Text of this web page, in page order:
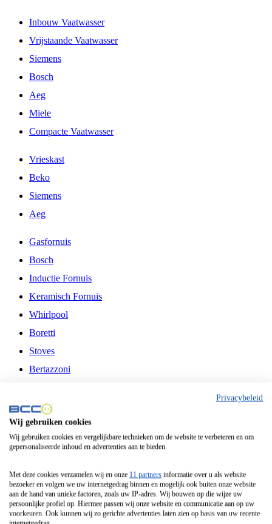
Inbouw Vaatwasser
Vrijstaande Vaatwasser
Siemens
Bosch
Aeg
Miele
Compacte Vaatwasser
Vrieskast
Beko
Siemens
Aeg
Gasfornuis
Bosch
Inductie Fornuis
Keramisch Fornuis
Whirlpool
Boretti
Stoves
Bertazzoni
Fitelli
Airfryer
Frituurpan
Contactgrill
Broodbakmachine
Broodrooster
Privacybeleid
Wij gebruiken cookies
Wij gebruiken cookies en vergelijkbare technieken om de website te verbeteren en om
gepersonaliseerde inhoud en advertenties aan te bieden.
Met deze cookies verzamelen wij en onze 11 partners informatie over u als website
bezoeker en volgen we uw internetgedrag binnen en mogelijk ook buiten onze website
aan de hand van unieke factoren, zoals uw IP-adres. Wij bouwen op die wijze uw
persoonlijke profiel op. Hiermee passen wij onze website en communicatie aan op uw
voorkeuren. Ook kunnen wij zo gerichte advertenties laten zien op basis van uw recente